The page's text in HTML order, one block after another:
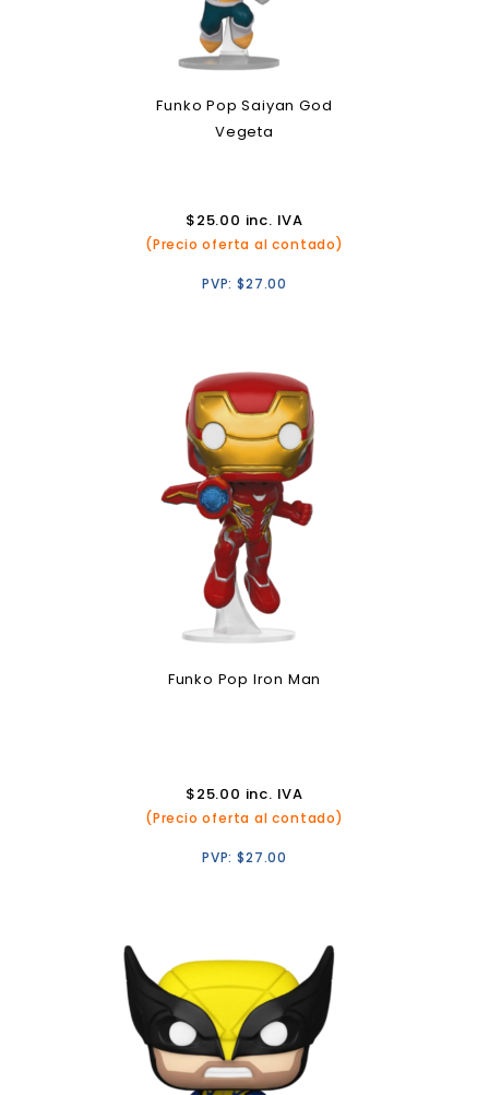
Funko Pop Saiyan God
Vegeta
$25.00 inc. IVA
(Precio oferta al contado)
PVP:$27.00
Funko Pop Iron Man
$25.00 inc. IVA
(Precio oferta al contado)
PVP:$27.00